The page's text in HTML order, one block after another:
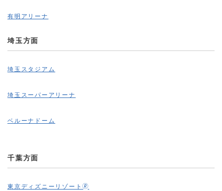
有明アリーナ
埼玉方面
埼玉スタジアム
埼玉スーパーアリーナ
ベルーナドーム
千葉方面
東京ディズニーリゾート🄬